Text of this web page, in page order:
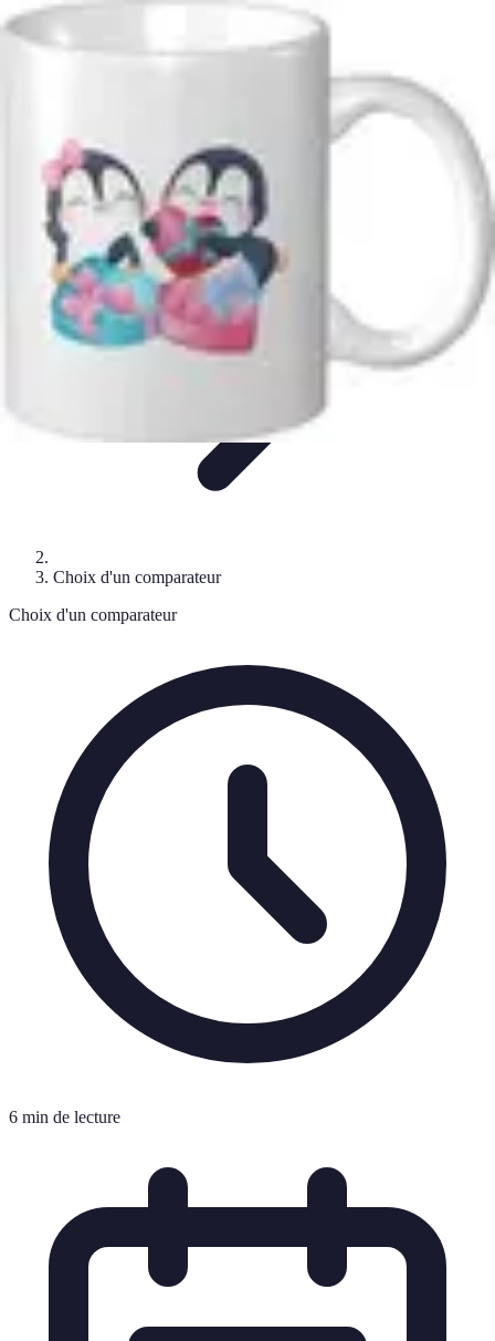
Comparateur MutuellePro
Guide d'utilisation
comparateur mutuelle pro
impact des mutuelles pro
Choix d'un comparateur
Choix d'un comparateur
6 min de lecture